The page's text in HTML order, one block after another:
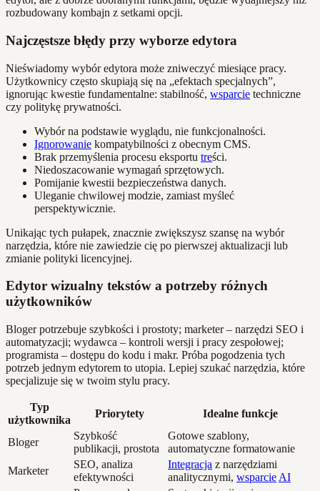
rozbudowany kombajn z setkami opcji.
Najczęstsze błędy przy wyborze edytora
Nieświadomy wybór edytora może zniweczyć miesiące pracy.
Użytkownicy często skupiają się na „efektach specjalnych”,
ignorując kwestie fundamentalne: stabilność, wsparcie techniczne
czy politykę prywatności.
Wybór na podstawie wyglądu, nie funkcjonalności.
Ignorowanie kompatybilności z obecnym CMS.
Brak przemyślenia procesu eksportu treści.
Niedoszacowanie wymagań sprzętowych.
Pomijanie kwestii bezpieczeństwa danych.
Uleganie chwilowej modzie, zamiast myśleć
perspektywicznie.
Unikając tych pułapek, znacznie zwiększysz szansę na wybór
narzędzia, które nie zawiedzie cię po pierwszej aktualizacji lub
zmianie polityki licencyjnej.
Edytor wizualny tekstów a potrzeby różnych
użytkowników
Bloger potrzebuje szybkości i prostoty; marketer – narzędzi SEO i
automatyzacji; wydawca – kontroli wersji i pracy zespołowej;
programista – dostępu do kodu i makr. Próba pogodzenia tych
potrzeb jednym edytorem to utopia. Lepiej szukać narzędzia, które
specjalizuje się w twoim stylu pracy.
Typ
użytkownika
Priorytety Idealne funkcje
Bloger
Szybkość
publikacji, prostota
Gotowe szablony,
automatyczne formatowanie
Marketer
SEO, analiza
efektywności
Integracja z narzędziami
analitycznymi, wsparcie AI